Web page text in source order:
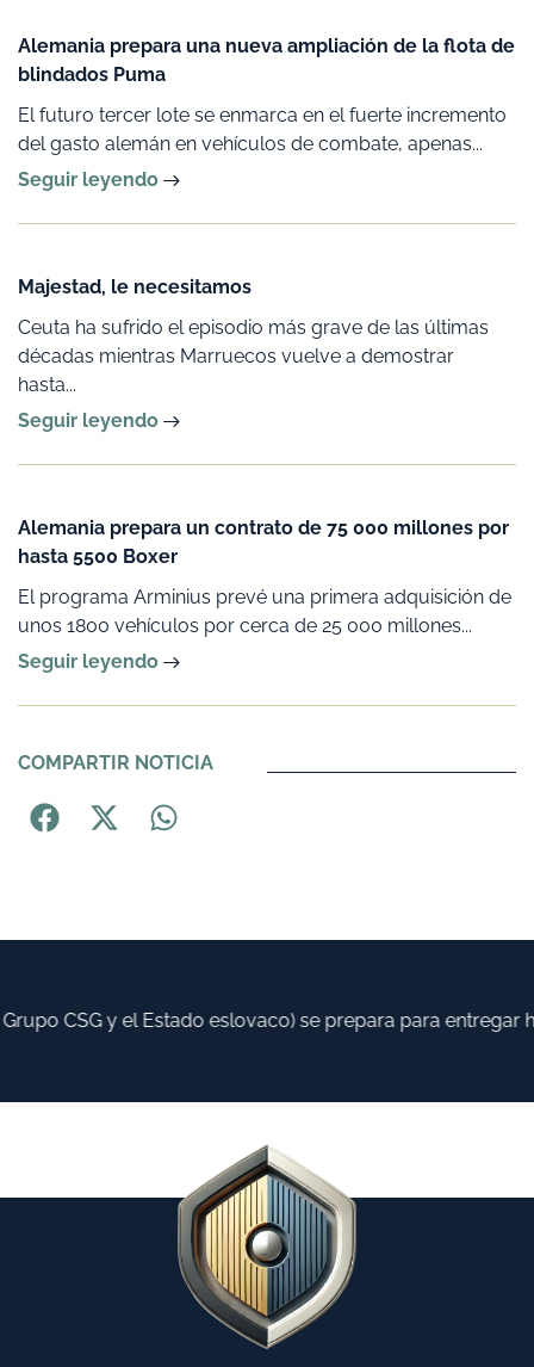
Alemania prepara una nueva ampliación de la flota de
blindados Puma
El futuro tercer lote se enmarca en el fuerte incremento
del gasto alemán en vehículos de combate, apenas...
Seguir leyendo
Majestad, le necesitamos
Ceuta ha sufrido el episodio más grave de las últimas
décadas mientras Marruecos vuelve a demostrar
hasta...
Seguir leyendo
Alemania prepara un contrato de 75 000 millones por
hasta 5500 Boxer
El programa Arminius prevé una primera adquisición de
unos 1800 vehículos por cerca de 25 000 millones...
Seguir leyendo
COMPARTIR NOTICIA
CSG y el Estado eslovaco) se prepara para entregar